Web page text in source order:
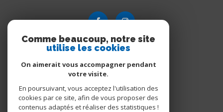
Adhérents
Comme beaucoup, notre site
utilise les cookies
On aimerait vous accompagner pendant
votre visite.
En poursuivant, vous acceptez l'utilisation des
cookies par ce site, afin de vous proposer des
contenus adaptés et réaliser des statistiques !